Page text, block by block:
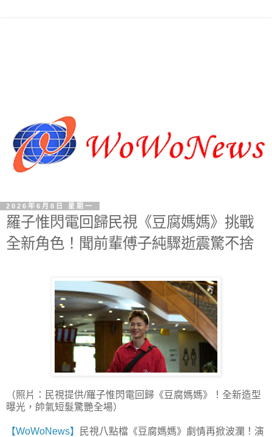
2026年6月8日 星期一
羅子惟閃電回歸民視《豆腐媽媽》挑戰
全新角色！聞前輩傅子純驟逝震驚不捨
（照片：民視提供/羅子惟閃電回歸《豆腐媽媽》！全新造型
曝光，帥氣短髮驚艷全場）
【WoWoNews】
民視八點檔《豆腐媽媽》劇情再掀波瀾！演